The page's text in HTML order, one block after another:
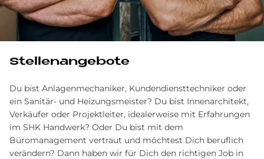
Stel­len­an­ge­bo­te
Du bist Anlagenmechaniker, Kundendiensttechniker oder
ein Sanitär- und Heizungsmeister? Du bist Innenarchitekt,
Verkäufer oder Projektleiter, idealerweise mit Erfahrungen
im SHK Handwerk? Oder Du bist mit dem
Büromanagement vertraut und möchtest Dich beruflich
verändern? Dann haben wir für Dich den richtigen Job in